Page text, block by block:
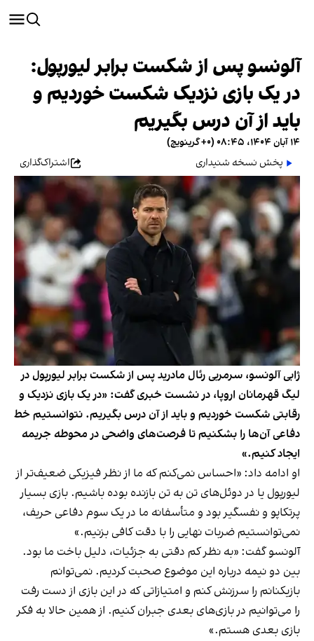
آلونسو پس از شکست برابر لیورپول:
در یک بازی نزدیک شکست خوردیم و
باید از آن درس بگیریم
۱۴ آبان ۱۴۰۴، ۰۸:۴۵ (‎+۰ گرینویچ)
پخش نسخه شنیداری
اشتراک‌گذاری
ژابی آلونسو، سرمربی رئال مادرید پس از شکست برابر لیورپول در
لیگ قهرمانان اروپا، در نشست خبری گفت: «در یک بازی نزدیک و
رقابتی شکست خوردیم و باید از آن درس بگیریم. نتوانستیم خط
دفاعی آن‌ها را بشکنیم تا فرصت‌های واضحی در محوطه جریمه
ایجاد کنیم.»
او ادامه داد: «احساس نمی‌کنم که ما از نظر فیزیکی ضعیف‌تر از
لیورپول یا در دوئل‌های تن به تن بازنده بوده باشیم. بازی بسیار
پرتکاپو و نفسگیر بود و متأسفانه ما در یک سوم دفاعی حریف،
نمی‌توانستیم ضربات نهایی را با دقت کافی بزنیم.»
آلونسو گفت: «به نظر کم دقتی به جزئیات، دلیل باخت ما بود.
بین دو نیمه درباره این موضوع صحبت کردیم. نمی‌توانم
بازیکنانم را سرزنش کنم و امتیازاتی که در این بازی از دست رفت
را می‌توانیم در بازی‌های بعدی جبران کنیم. از همین حالا به فکر
بازی بعدی هستم.»